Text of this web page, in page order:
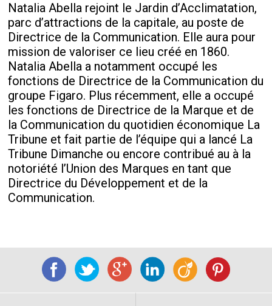
Natalia Abella rejoint le Jardin d’Acclimatation,
parc d’attractions de la capitale, au poste de
Directrice de la Communication. Elle aura pour
mission de valoriser ce lieu créé en 1860.
Natalia Abella a notamment occupé les
fonctions de Directrice de la Communication du
groupe Figaro. Plus récemment, elle a occupé
les fonctions de Directrice de la Marque et de
la Communication du quotidien économique La
Tribune et fait partie de l’équipe qui a lancé La
Tribune Dimanche ou encore contribué au à la
notoriété l’Union des Marques en tant que
Directrice du Développement et de la
Communication.